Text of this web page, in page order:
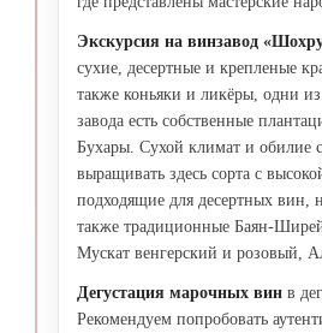
Экскурсия на винзавод
сухие, десертные и крепленые
также коньяки и ликёры, одни
завода есть собственные
Бухары. Сухой климат и обилие
выращивать здесь сорта с
подходящие для десертных
также традиционные Баян-
Мускат венгерский и розовый,
Дегустация марочных вин в
Рекомендуем попробовать